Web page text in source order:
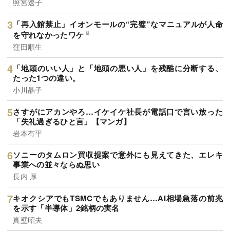
照宮遼子
「再入館禁止」イオンモールの“完璧”なマニュアルが人命
を守れなかったワケ
窪田順生
「地頭のいい人」と「地頭の悪い人」を残酷に分断する、
たった1つの違い。
小川晶子
さすがにアカンやろ…イケイケ社長が電話口で言い放った
「失礼過ぎるひと言」【マンガ】
岩本有平
ソニーのタムロン買収提案で意外にも見えてきた、エレキ
事業への並々ならぬ思い
長内 厚
キオクシアでもTSMCでもありません…AI相場急落の前兆
を示す「半導体」2銘柄の実名
真壁昭夫